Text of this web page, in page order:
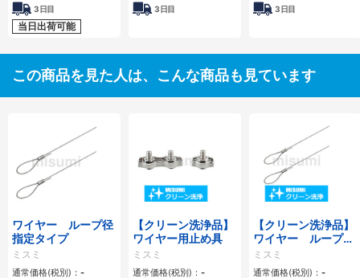
3日目
当日出荷可能
3日目 3日目
この商品を見た人は、こんな商品も見ています
ワイヤー ループ径
指定タイプ
ミスミ
通常価格(税別)： -
【クリーン洗浄品】
ワイヤー用止め具
ミスミ
通常価格(税別)： -
【クリーン洗浄品】
ワイヤー ループ径
指定タイプ
ミスミ
通常価格(税別)： -